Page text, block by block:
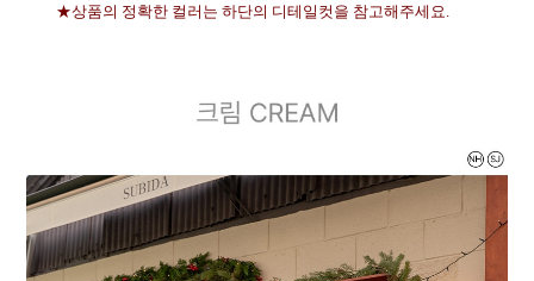
★상품의 정확한 컬러는 하단의 디테일컷을 참고해주세요.